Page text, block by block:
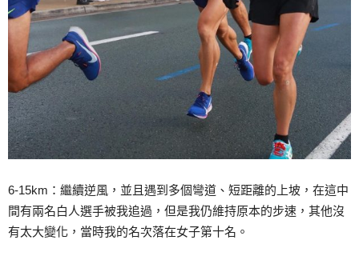
6-15km：繼續逆風，並且遇到多個彎道、短距離的上坡，在這中
間有兩名白人選手被我追過，但是我仍維持原本的步速，其他沒
有太大變化，當時我的名次落在女子第十名。